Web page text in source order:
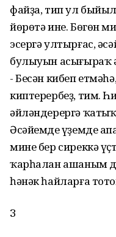
файҙа, тип ул
йөрөтә ине. Бөгөн
эсергә ултырғас,
булыуын асығыраҡ
- Бесән кибеп
киптерербеҙ, тим.
әйләндерергә
Әсәйемдең үҙемде
мине бер сиреккә
ҡарһалан ашаным
һәнәк һайларға
З